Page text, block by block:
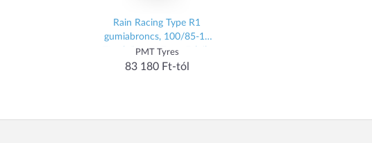
Rain Racing Type R1
gumiabroncs, 100/85-10
TL, első PMT Tyres Felnik,
gumik, kiegészítők Gumik
PMT Tyres
83 180 Ft-tól